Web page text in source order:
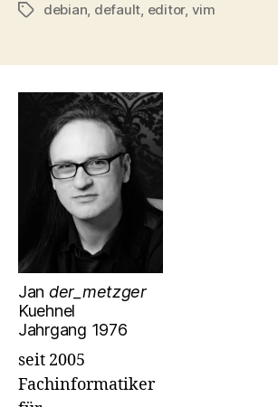
Schlagwörter
debian, default, editor, vim
Jan der_metzger
Kuehnel
Jahrgang 1976
seit 2005
Fachinformatiker